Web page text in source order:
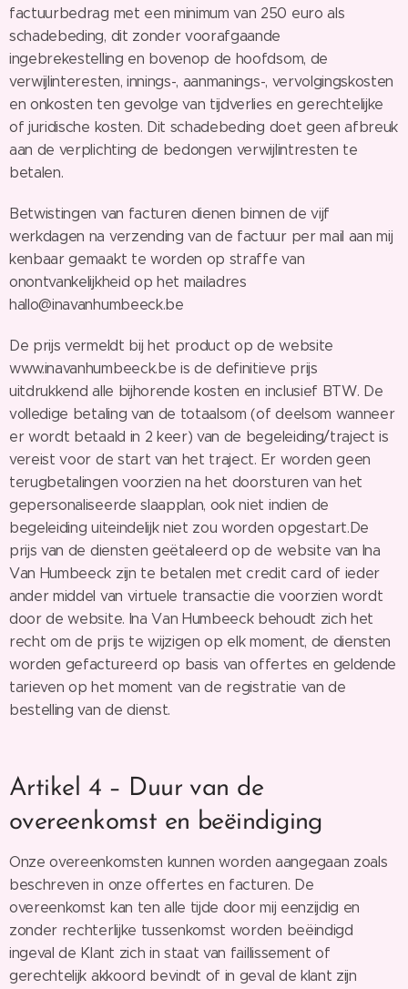
factuurbedrag met een minimum van 250 euro als
schadebeding, dit zonder voorafgaande
ingebrekestelling en bovenop de hoofdsom, de
verwijlinteresten, innings-, aanmanings-, vervolgingskosten
en onkosten ten gevolge van tijdverlies en gerechtelijke
of juridische kosten. Dit schadebeding doet geen afbreuk
aan de verplichting de bedongen verwijlintresten te
betalen.
Betwistingen van facturen dienen binnen de vijf
werkdagen na verzending van de factuur per mail aan mij
kenbaar gemaakt te worden op straffe van
onontvankelijkheid op het mailadres
hallo@inavanhumbeeck.be
De prijs vermeldt bij het product op de website
www.inavanhumbeeck.be is de definitieve prijs
uitdrukkend alle bijhorende kosten en inclusief BTW. De
volledige betaling van de totaalsom (of deelsom wanneer
er wordt betaald in 2 keer) van de begeleiding/traject is
vereist voor de start van het traject. Er worden geen
terugbetalingen voorzien na het doorsturen van het
gepersonaliseerde slaapplan, ook niet indien de
begeleiding uiteindelijk niet zou worden opgestart.De
prijs van de diensten geëtaleerd op de website van Ina
Van Humbeeck zijn te betalen met credit card of ieder
ander middel van virtuele transactie die voorzien wordt
door de website. Ina Van Humbeeck behoudt zich het
recht om de prijs te wijzigen op elk moment, de diensten
worden gefactureerd op basis van offertes en geldende
tarieven op het moment van de registratie van de
bestelling van de dienst.
Artikel 4 – Duur van de
overeenkomst en beëindiging
Onze overeenkomsten kunnen worden aangegaan zoals
beschreven in onze offertes en facturen. De
overeenkomst kan ten alle tijde door mij eenzijdig en
zonder rechterlijke tussenkomst worden beëindigd
ingeval de Klant zich in staat van faillissement of
gerechtelijk akkoord bevindt of in geval de klant zijn